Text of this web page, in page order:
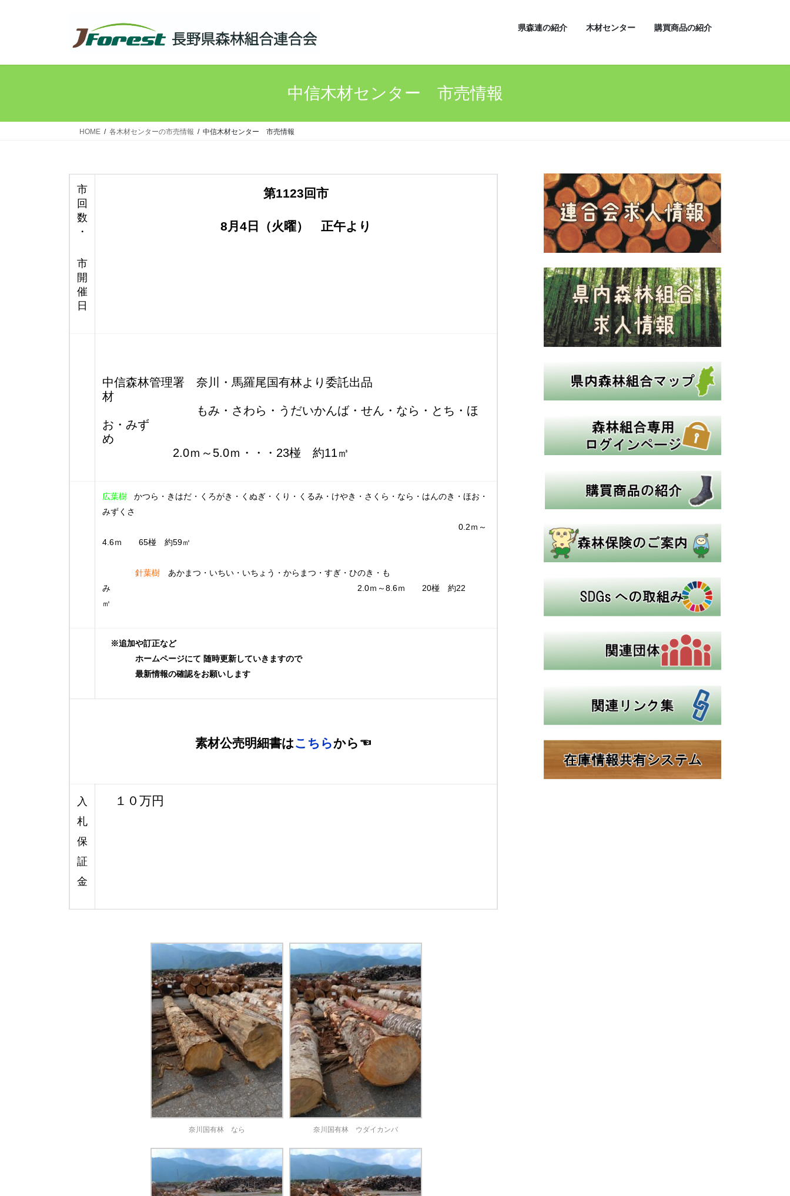
ツ
シ
県森連の紹介 木材センター 購買商品の紹介
中信木材センター 市売情報
HOME 各木材センターの市売情報 中信木材センター 市売情報
市
回
数
・
市
開
催
日
第1123回市
8月4 日 （火曜） 正午より
中信森林管理署 奈川・馬羅尾国有林より委託出品
材
もみ・さわら・うだいかんば・せん・なら・とち・ほ
お・みず
め
2.0ｍ～5.0ｍ・・・23椪 約11㎥
広葉樹 かつら・きはだ・くろがき・くぬぎ・くり・くるみ・けやき・さくら・なら・はんのき・ほお・
みずくさ
0.2ｍ～
4.6ｍ 65椪 約59㎥
針葉樹 あかまつ・いちい・いちょう・からまつ・すぎ・ひのき・も
み 2.0ｍ～8.6ｍ 20椪 約22
㎥
※追加や訂正など
ホームページにて 随時更新していきますので
最新情報の確認をお願いします
素材公売明細書はこちらから☜
入
札
保
証
金
１０万円
奈川国有林 なら 奈川国有林 ウダイカンバ